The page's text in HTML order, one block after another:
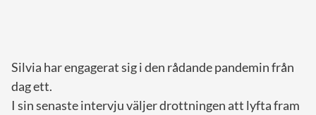
Silvia har engagerat sig i den rådande pandemin från
dag ett.
I sin senaste intervju väljer drottningen att lyfta fram